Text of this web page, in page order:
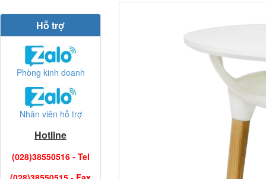
Hỗ trợ
Phòng kinh doanh
Nhân viên hỗ trợ
Hotline
(028)38550516 - Tel